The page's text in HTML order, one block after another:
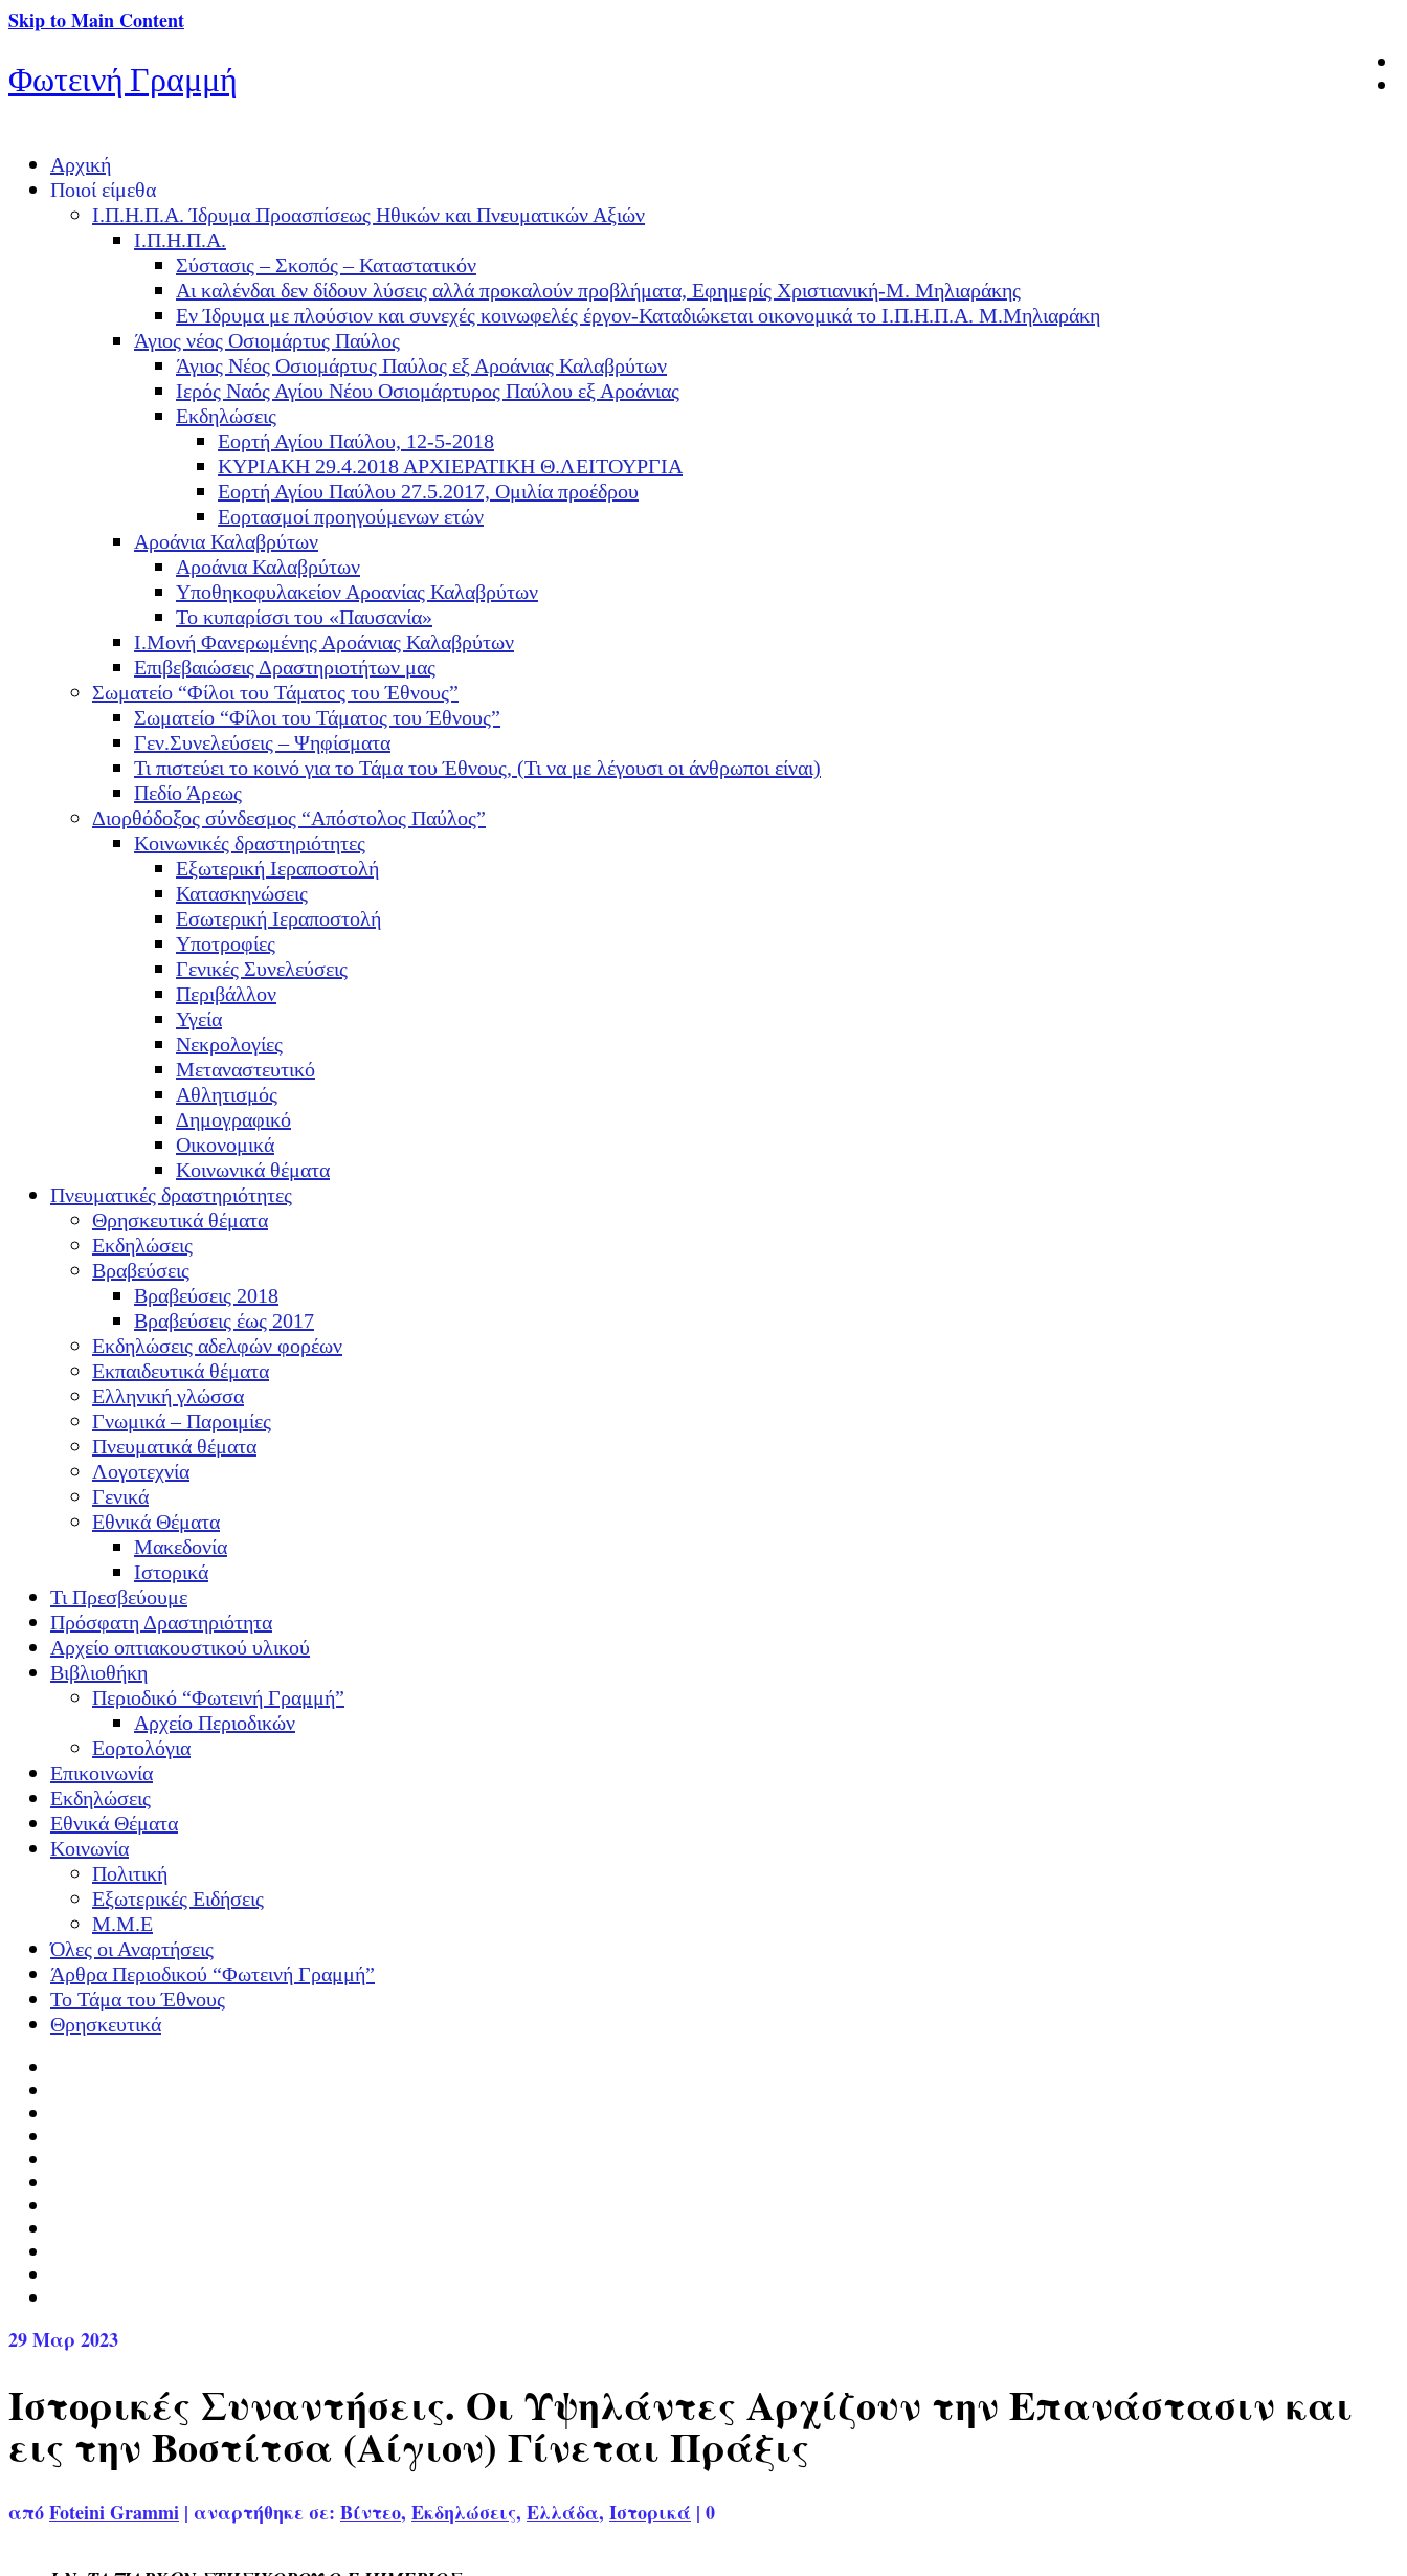
Skip to Main Content
Φωτεινή Γραμμή
Αρχική
Ποιοί είμεθα
Ι.Π.Η.Π.Α. Ίδρυμα Προασπίσεως Ηθικών και Πνευματικών Αξιών
Ι.Π.Η.Π.Α.
Σύστασις – Σκοπός – Καταστατικόν
Αι καλένδαι δεν δίδουν λύσεις αλλά προκαλούν προβλήματα, Εφημερίς Χριστιανική-Μ. Μηλιαράκης
Εν Ίδρυμα με πλούσιον και συνεχές κοινωφελές έργον-Καταδιώκεται οικονομικά το Ι.Π.Η.Π.Α. Μ.Μηλιαράκη
Άγιος νέος Οσιομάρτυς Παύλος
Άγιος Νέος Οσιομάρτυς Παύλος εξ Αροάνιας Καλαβρύτων
Ιερός Ναός Αγίου Νέου Οσιομάρτυρος Παύλου εξ Αροάνιας
Εκδηλώσεις
Εορτή Αγίου Παύλου, 12-5-2018
ΚΥΡΙΑΚΗ 29.4.2018 ΑΡΧΙΕΡΑΤΙΚΗ Θ.ΛΕΙΤΟΥΡΓΙΑ
Εορτή Αγίου Παύλου 27.5.2017, Ομιλία προέδρου
Εορτασμοί προηγούμενων ετών
Αροάνια Καλαβρύτων
Αροάνια Καλαβρύτων
Υποθηκοφυλακείον Αροανίας Καλαβρύτων
Το κυπαρίσσι του «Παυσανία»
Ι.Μονή Φανερωμένης Αροάνιας Καλαβρύτων
Επιβεβαιώσεις Δραστηριοτήτων μας
Σωματείο “Φίλοι του Τάματος του Έθνους”
Σωματείο “Φίλοι του Τάματος του Έθνους”
Γεν.Συνελεύσεις – Ψηφίσματα
Τι πιστεύει το κοινό για το Τάμα του Έθνους, (Τι να με λέγουσι οι άνθρωποι είναι)
Πεδίο Άρεως
Διορθόδοξος σύνδεσμος “Απόστολος Παύλος”
Κοινωνικές δραστηριότητες
Εξωτερική Ιεραποστολή
Κατασκηνώσεις
Εσωτερική Ιεραποστολή
Υποτροφίες
Γενικές Συνελεύσεις
Περιβάλλον
Υγεία
Νεκρολογίες
Μεταναστευτικό
Αθλητισμός
Δημογραφικό
Οικονομικά
Κοινωνικά θέματα
Πνευματικές δραστηριότητες
Θρησκευτικά θέματα
Εκδηλώσεις
Βραβεύσεις
Βραβεύσεις 2018
Βραβεύσεις έως 2017
Εκδηλώσεις αδελφών φορέων
Εκπαιδευτικά θέματα
Ελληνική γλώσσα
Γνωμικά – Παροιμίες
Πνευματικά θέματα
Λογοτεχνία
Γενικά
Εθνικά Θέματα
Μακεδονία
Ιστορικά
Τι Πρεσβεύουμε
Πρόσφατη Δραστηριότητα
Αρχείο οπτιακουστικού υλικού
Βιβλιοθήκη
Περιοδικό “Φωτεινή Γραμμή”
Αρχείο Περιοδικών
Εορτολόγια
Επικοινωνία
Εκδηλώσεις
Εθνικά Θέματα
Κοινωνία
Πολιτική
Εξωτερικές Ειδήσεις
Μ.Μ.Ε
Όλες οι Αναρτήσεις
Άρθρα Περιοδικού “Φωτεινή Γραμμή”
Το Τάμα του Έθνους
Θρησκευτικά
29Μαρ 2023
Ιστορικές Συναντήσεις. Οι Υψηλάντες Αρχίζουν την Επανάστασιν και
εις την Βοστίτσα (Αίγιον) Γίνεται Πράξις
απόFoteini Grammi | αναρτήθηκε σε: Βίντεο, Εκδηλώσεις, Ελλάδα, Ιστορικά | 0